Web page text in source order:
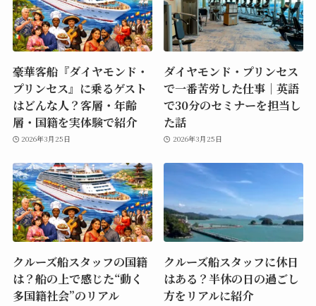
豪華客船『ダイヤモンド・
プリンセス』に乗るゲスト
はどんな人？客層・年齢
層・国籍を実体験で紹介
2026年3月25日
ダイヤモンド・プリンセス
で一番苦労した仕事｜英語
で30分のセミナーを担当し
た話
2026年3月25日
クルーズ船スタッフの国籍
は？船の上で感じた“動く
多国籍社会”のリアル
クルーズ船スタッフに休日
はある？半休の日の過ごし
方をリアルに紹介